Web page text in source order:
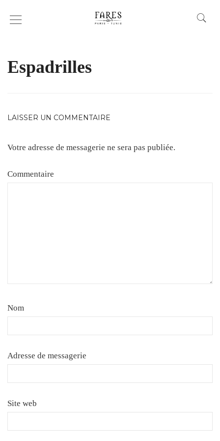
ACCESSOIRES-TURBAN
Espadrilles
LAISSER UN COMMENTAIRE
Votre adresse de messagerie ne sera pas publiée.
Commentaire
Nom
Adresse de messagerie
Site web